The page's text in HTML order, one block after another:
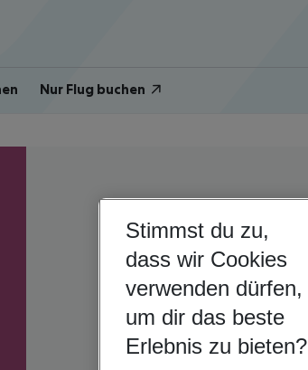
Nur Flug buchen
Stimmst du zu,
dass wir Cookies
verwenden dürfen,
um dir das beste
Erlebnis zu bieten?